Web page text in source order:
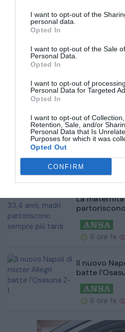
I want to opt-out of the
personal data.
Opted In
I want to opt-out of the Sale
Personal Data.
Opted In
I want to opt-out of
Personal Data for Targeted
Opted In
I want to opt-out of Collection,
Retention, Sale, and/or
Personal Data that Is
Purposes for which it was
Opted Out
CONFIRM
fuori Cobolli
In Canada
fuori Cobolli
8 ore fa
La
8 ore fa
Il nuovo
batte
8 ore fa